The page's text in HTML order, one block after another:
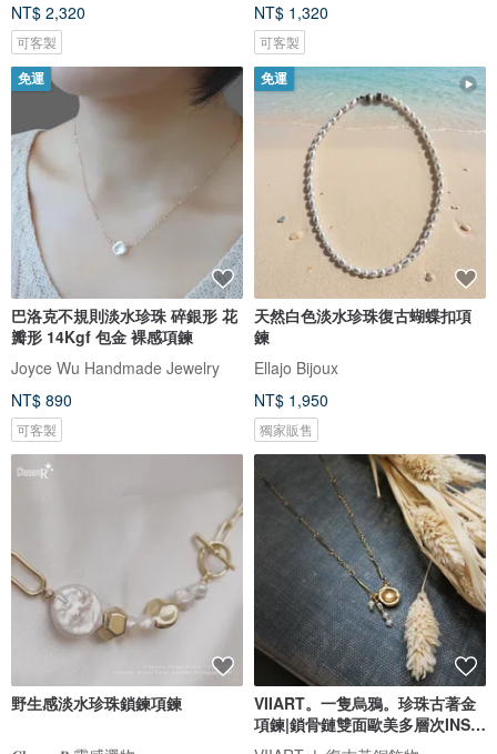
NT$ 2,320
可客製
NT$ 1,320
可客製
免運
巴洛克不規則淡水珍珠 碎銀形 花
瓣形 14Kgf 包金 裸感項鍊
Joyce Wu Handmade Jewelry
NT$ 890
可客製
免運
天然白色淡水珍珠復古蝴蝶扣項
鍊
Ellajo Bijoux
NT$ 1,950
獨家販售
野生感淡水珍珠鎖鍊項鍊
VIIART。一隻烏鴉。珍珠古著金
項鍊|鎖骨鏈雙面歐美多層次INS街
風